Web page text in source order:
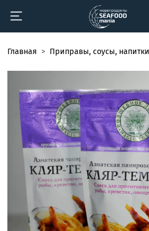
Главная Приправы, соусы, напитки